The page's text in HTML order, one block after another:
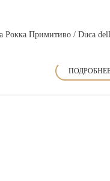
Рокка Примитиво / Duca